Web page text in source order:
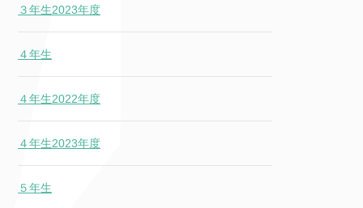
３年生2023年度
４年生
４年生2022年度
４年生2023年度
５年生